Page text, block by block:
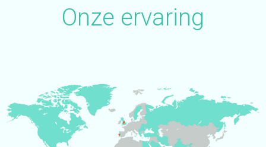
Onze ervaring